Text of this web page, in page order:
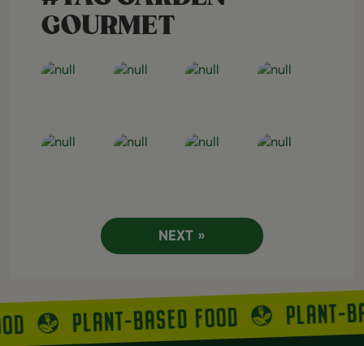
GOURMET
Open post Open post Open post Open post
Open post Open post Open post Open post
NEXT »
PLANT-BASED FOOD PLANT-